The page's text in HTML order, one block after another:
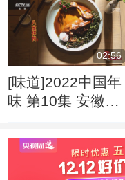
02:56
[味道]2022中国年
味 第10集 安徽歙
宝怀鸭蕴含美好寓
意